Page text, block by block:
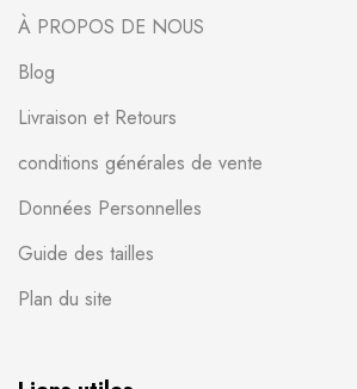
À PROPOS DE NOUS
Blog
Livraison et Retours
conditions générales de vente
Données Personnelles
Guide des tailles
Plan du site